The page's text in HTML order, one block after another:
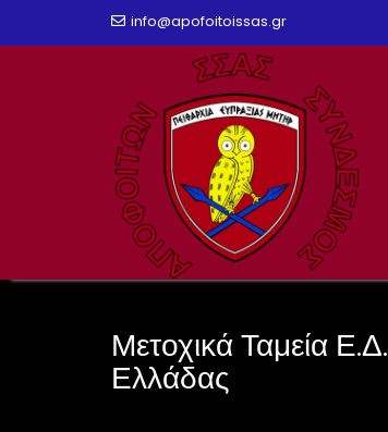
info@apofoitoissas.gr
Μετοχικά Ταμεία
Ελλάδας